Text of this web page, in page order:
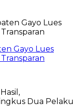
Gayo Lues